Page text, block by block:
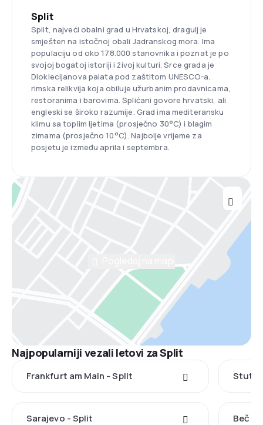
Split
Split, najveći obalni grad u Hrvatskoj, dragulj je
smješten na istočnoj obali Jadranskog mora. Ima
populaciju od oko 178.000 stanovnika i poznat je po
svojoj bogatoj istoriji i živoj kulturi. Srce grada je
Dioklecijanova palata pod zaštitom UNESCO-a,
rimska relikvija koja obiluje užurbanim prodavnicama,
restoranima i barovima. Splićani govore hrvatski, ali
engleski se široko razumije. Grad ima mediteransku
klimu sa toplim ljetima (prosječno 30°C) i blagim
zimama (prosječno 10°C). Najbolje vrijeme za
posjetu je između aprila i septembra.
Najpopularniji vezali letovi za Split
Frankfurt am Main - Split
Sarajevo - Split Beč -